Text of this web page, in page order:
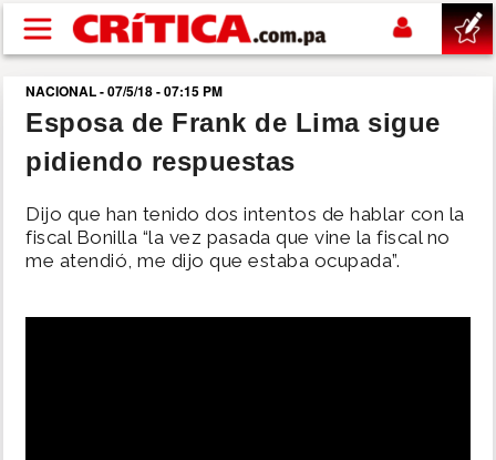
Pasar al contenido principal
buscar
SUCESOS
NACIONAL
NACIONAL - 07/5/18 - 07:15 PM
Esposa de Frank de Lima sigue
pidiendo respuestas
Dijo que han tenido dos intentos de hablar con la
fiscal Bonilla “la vez pasada que vine la fiscal no
me atendió, me dijo que estaba ocupada”.